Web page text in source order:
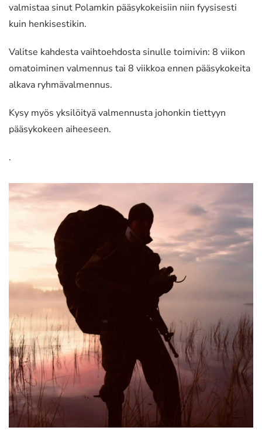
valmistaa sinut Polamkin pääsykokeisiin niin fyysisesti
kuin henkisestikin.
Valitse kahdesta vaihtoehdosta sinulle toimivin: 8 viikon
omatoiminen valmennus tai 8 viikkoa ennen pääsykokeita
alkava ryhmävalmennus.
Kysy myös yksilöityä valmennusta johonkin tiettyyn
pääsykokeen aiheeseen.
.